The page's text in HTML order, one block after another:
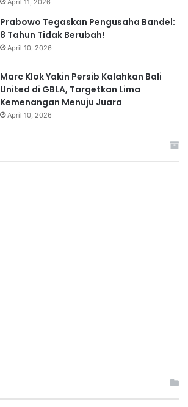
April 11, 2026
Prabowo Tegaskan Pengusaha Bandel:
8 Tahun Tidak Berubah!
April 10, 2026
Marc Klok Yakin Persib Kalahkan Bali
United di GBLA, Targetkan Lima
Kemenangan Menuju Juara
April 10, 2026